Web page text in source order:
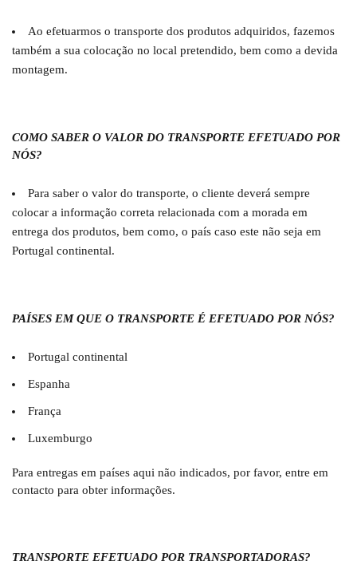
Ao efetuarmos o transporte dos produtos adquiridos, fazemos
também a sua colocação no local pretendido, bem como a devida
montagem.
COMO SABER O VALOR DO TRANSPORTE EFETUADO POR
NÓS?
Para saber o valor do transporte, o cliente deverá sempre
colocar a informação correta relacionada com a morada em
entrega dos produtos, bem como, o país caso este não seja em
Portugal continental.
PAÍSES EM QUE O TRANSPORTE É EFETUADO POR NÓS?
Portugal continental
Espanha
França
Luxemburgo
Para entregas em países aqui não indicados, por favor, entre em
contacto para obter informações.
TRANSPORTE EFETUADO POR TRANSPORTADORAS?